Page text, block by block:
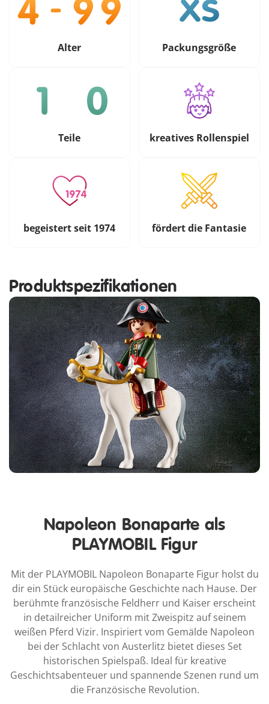
Alter Packungsgröße
Teile kreatives Rollenspiel
begeistert seit 1974 fördert die Fantasie
Produktspezifikationen
Napoleon Bonaparte als
PLAYMOBIL Figur
Mit der PLAYMOBIL Napoleon Bonaparte Figur holst du
dir ein Stück europäische Geschichte nach Hause. Der
berühmte französische Feldherr und Kaiser erscheint
in detailreicher Uniform mit Zweispitz auf seinem
weißen Pferd Vizir. Inspiriert vom Gemälde Napoleon
bei der Schlacht von Austerlitz bietet dieses Set
historischen Spielspaß. Ideal für kreative
Geschichtsabenteuer und spannende Szenen rund um
die Französische Revolution.